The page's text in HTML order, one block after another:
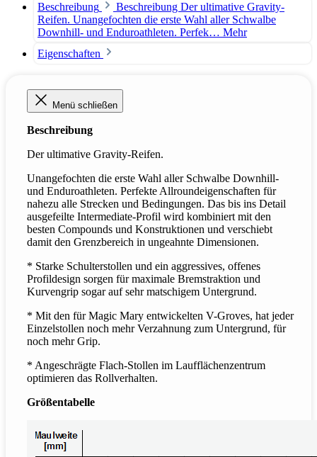
Beschreibung
Beschreibung Der ultimative Gravity-
Reifen. Unangefochten die erste Wahl aller Schwalbe
Downhill- und Enduroathleten. Perfek… Mehr
Eigenschaften
Menü schließen
Beschreibung
Der ultimative Gravity-Reifen.
Unangefochten die erste Wahl aller Schwalbe Downhill-
und Enduroathleten. Perfekte Allroundeigenschaften für
nahezu alle Strecken und Bedingungen. Das bis ins Detail
ausgefeilte Intermediate-Profil wird kombiniert mit den
besten Compounds und Konstruktionen und verschiebt
damit den Grenzbereich in ungeahnte Dimensionen.
* Starke Schulterstollen und ein aggressives, offenes
Profildesign sorgen für maximale Bremstraktion und
Kurvengrip sogar auf sehr matschigem Untergrund.
* Mit den für Magic Mary entwickelten V-Groves, hat jeder
Einzelstollen noch mehr Verzahnung zum Untergrund, für
noch mehr Grip.
* Angeschrägte Flach-Stollen im Laufflächenzentrum
optimieren das Rollverhalten.
Größentabelle